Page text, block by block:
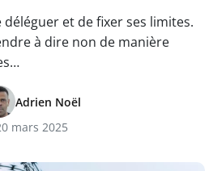
déléguer et de fixer ses limites.
à dire non de manière
Adrien Noël
mars 2025